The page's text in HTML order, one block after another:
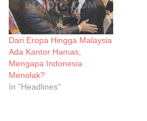
Dari Eropa Hingga Malaysia
Ada Kantor Hamas,
Mengapa Indonesia
Menolak?
In "Headlines"